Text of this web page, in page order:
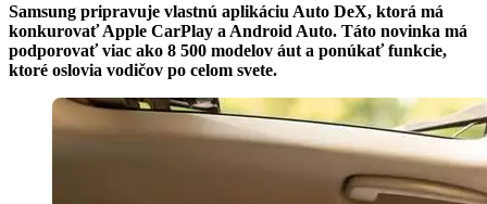
Samsung pripravuje vlastnú aplikáciu Auto DeX, ktorá má
konkurovať Apple CarPlay a Android Auto. Táto novinka má
podporovať viac ako 8 500 modelov áut a ponúkať funkcie,
ktoré oslovia vodičov po celom svete.